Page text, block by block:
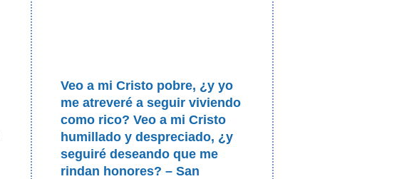
Veo a mi Cristo pobre, ¿y yo
me atreveré a seguir viviendo
como rico? Veo a mi Cristo
humillado y despreciado, ¿y
seguiré deseando que me
rindan honores? – San